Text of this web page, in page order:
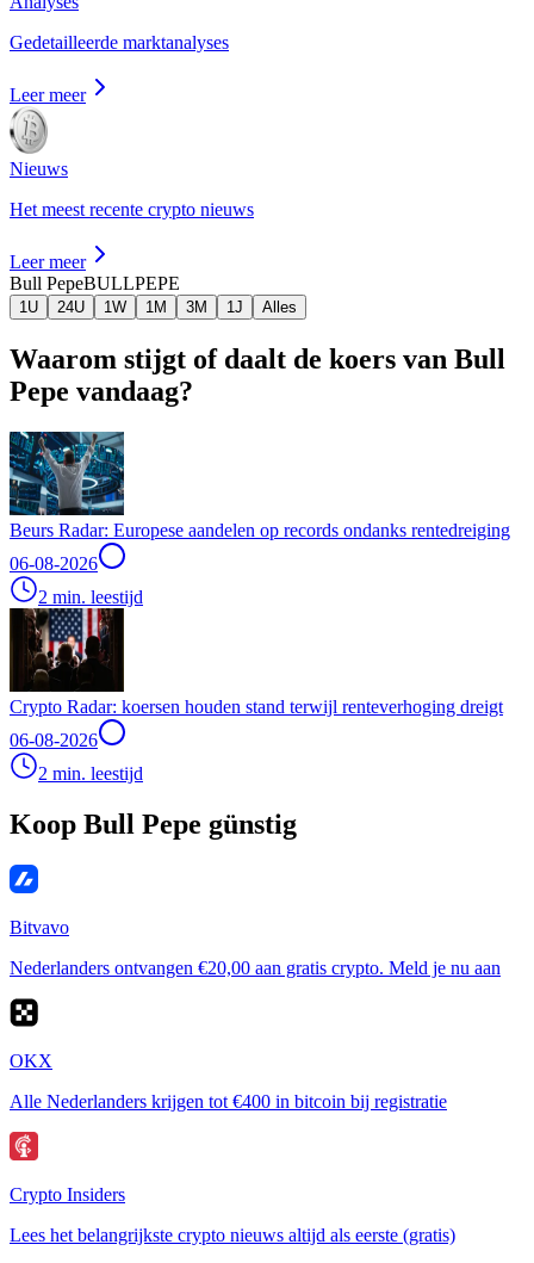
Gedetailleerde marktanalyses
Leer meer
Nieuws
Het meest recente crypto nieuws
Leer meer
Bull PepeBULLPEPE
1U 24U 1W 1M 3M 1J Alles
Waarom stijgt of daalt de koers van Bull
Pepe vandaag?
Beurs Radar: Europese aandelen op records ondanks rentedreiging
06-08-2026
2 min. leestijd
Crypto Radar: koersen houden stand terwijl renteverhoging dreigt
06-08-2026
2 min. leestijd
Koop Bull Pepe günstig
Bitvavo
Nederlanders ontvangen €20,00 aan gratis crypto. Meld je nu aan
OKX
Alle Nederlanders krijgen tot €400 in bitcoin bij registratie
Crypto Insiders
Lees het belangrijkste crypto nieuws altijd als eerste (gratis)